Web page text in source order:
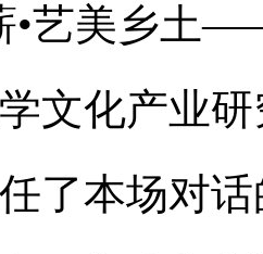
•艺美乡土
文化产业
了本场对